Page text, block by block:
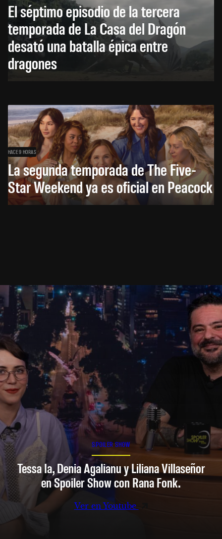
El séptimo episodio de la tercera
temporada de La Casa del Dragón
desató una batalla épica entre
dragones
HACE 9 HORAS
La segunda temporada de The Five-
Star Weekend ya es oficial en Peacock
SPOILER SHOW
Tessa Ia, Denia Agalianu y Liliana Villaseñor
en Spoiler Show con Rana Fonk.
Ver en Youtube